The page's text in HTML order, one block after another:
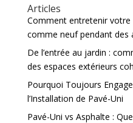
Articles
Comment entretenir votre
comme neuf pendant des
De l’entrée au jardin :
des espaces extérieurs
Pourquoi Toujours
l’Installation de Pavé-Uni
Pavé-Uni vs Asphalte :